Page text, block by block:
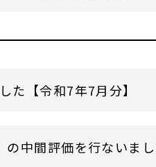
た【令和7年7月分】
の中間評価を行ないま